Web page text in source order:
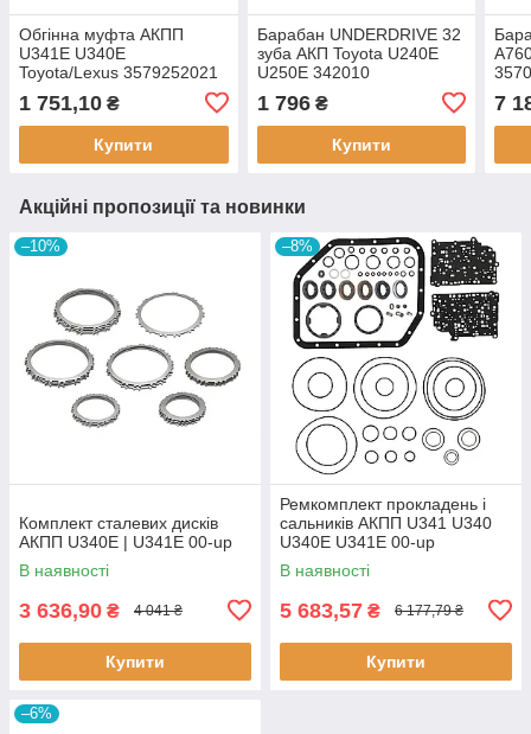
Обгінна муфта АКПП
U341E U340E
Toyota/Lexus 3579252021
1 751,10 ₴
Купити
Барабан UNDERDRIVE 32
зуба АКП Toyota U240E
U250E 342010
1 796₴
Купити
7
Акційні пропозиції та новинки
–10%
Комплект сталевих дисків
АКПП U340E | U341E 00-up
В наявності
3 636,90 ₴ 4 041 ₴
Купити
–8%
Ремкомплект прокладень і
сальників АКПП U341 U340
U340E U341E 00-up
В наявності
5 683,57 ₴ 6 177,79 ₴
Купити
–6%